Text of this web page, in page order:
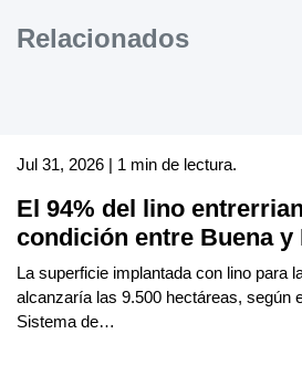
Relacionados
Jul 31, 2026 | 1 min de lectura.
El 94% del lino
condición entre Buena y
La superficie implantada con lino para
alcanzaría las 9.500 hectáreas, según
Sistema de…